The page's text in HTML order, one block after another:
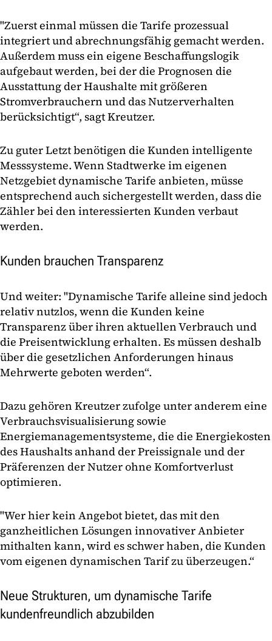
"Zuerst einmal müssen die Tarife prozessual
integriert und abrechnungsfähig gemacht werden.
Außerdem muss ein eigene Beschaffungslogik
aufgebaut werden, bei der die Prognosen die
Ausstattung der Haushalte mit größeren
Stromverbrauchern und das Nutzerverhalten
berücksichtigt“, sagt Kreutzer.
Zu guter Letzt benötigen die Kunden intelligente
Messsysteme. Wenn Stadtwerke im eigenen
Netzgebiet dynamische Tarife anbieten, müsse
entsprechend auch sichergestellt werden, dass die
Zähler bei den interessierten Kunden verbaut
werden.
Kunden brauchen Transparenz
Und weiter: "Dynamische Tarife alleine sind jedoch
relativ nutzlos, wenn die Kunden keine
Transparenz über ihren aktuellen Verbrauch und
die Preisentwicklung erhalten. Es müssen deshalb
über die gesetzlichen Anforderungen hinaus
Mehrwerte geboten werden“.
Dazu gehören Kreutzer zufolge unter anderem eine
Verbrauchsvisualisierung sowie
Energiemanagementsysteme, die die Energiekosten
des Haushalts anhand der Preissignale und der
Präferenzen der Nutzer ohne Komfortverlust
optimieren.
"Wer hier kein Angebot bietet, das mit den
ganzheitlichen Lösungen innovativer Anbieter
mithalten kann, wird es schwer haben, die Kunden
vom eigenen dynamischen Tarif zu überzeugen.“
Neue Strukturen, um dynamische Tarife
kundenfreundlich abzubilden